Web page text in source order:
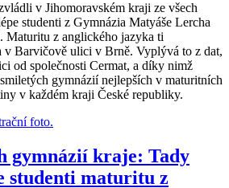
v Jihomoravském kraji ze všech
studenti z Gymnázia Matyáše Lercha
Maturitu z anglického jazyka ti
v Barvičově ulici v Brně. Vyplývá to z dat,
od společnosti Cermat, a díky nimž
gymnázií nejlepších v maturitních
v každém kraji České republiky.
gymnázií kraje: Tady
studenti maturitu z